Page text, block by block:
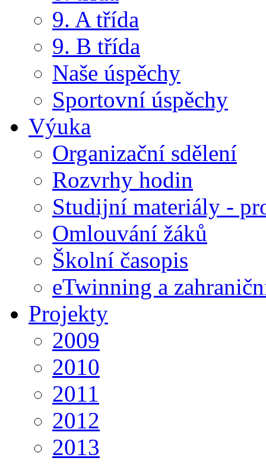
9. A třída
9. B třída
Naše úspěchy
Sportovní úspěchy
Výuka
Organizační sdělení
Rozvrhy hodin
Studijní materiály -
Omlouvání žáků
Školní časopis
eTwinning a
Projekty
2009
2010
2011
2012
2013